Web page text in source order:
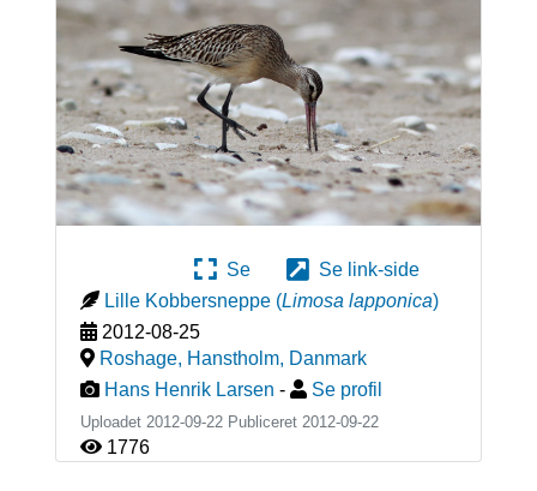
Se
Se link-side
Lille Kobbersneppe (Limosa lapponica)
2012-08-25
Roshage, Hanstholm, Danmark
Hans Henrik Larsen - Se profil
Uploadet 2012-09-22 Publiceret 2012-09-22
1776